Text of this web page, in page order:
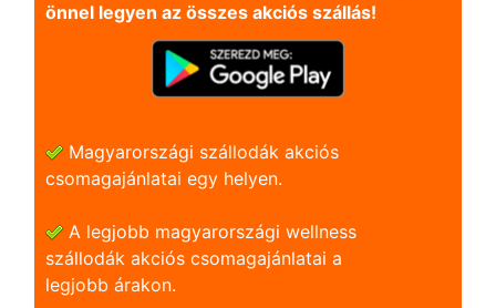
önnel legyen az összes akciós szállás!
Magyarországi szállodák akciós
csomagajánlatai egy helyen.
A legjobb magyarországi wellness
szállodák akciós csomagajánlatai a
legjobb árakon.